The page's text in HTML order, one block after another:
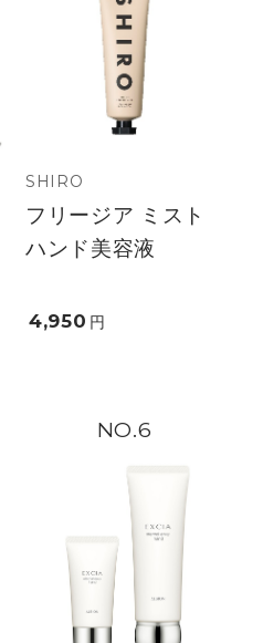
SHIRO
フリージア ミスト
ハンド美容液
4,950 円
6